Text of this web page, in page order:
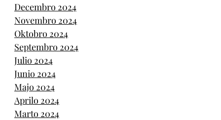
Decembro 2024
Novembro 2024
Oktobro 2024
Septembro 2024
Julio 2024
Junio 2024
Majo 2024
Aprilo 2024
Marto 2024